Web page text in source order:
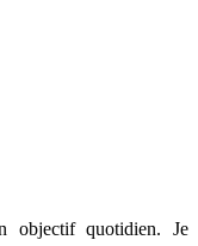
objectif quotidien. Je